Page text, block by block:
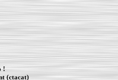
!
(ctacat)